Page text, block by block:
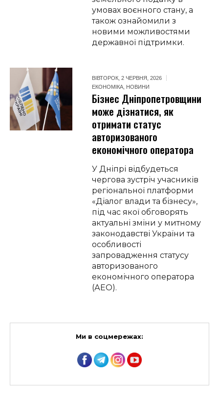
умовах воєнного стану, а
також ознайомили з
новими можливостями
державної підтримки.
ВІВТОРОК, 2 ЧЕРВНЯ, 2026
ЕКОНОМІКА НОВИНИ
Бізнес Дніпропетровщини
може дізнатися, як
отримати статус
авторизованого
економічного оператора
У Дніпрі відбудеться
чергова зустріч учасників
регіональної платформи
«Діалог влади та бізнесу»,
під час якої обговорять
актуальні зміни у митному
законодавстві України та
особливості
запровадження статусу
авторизованого
економічного оператора
(АЕО).
Ми в соцмережах: